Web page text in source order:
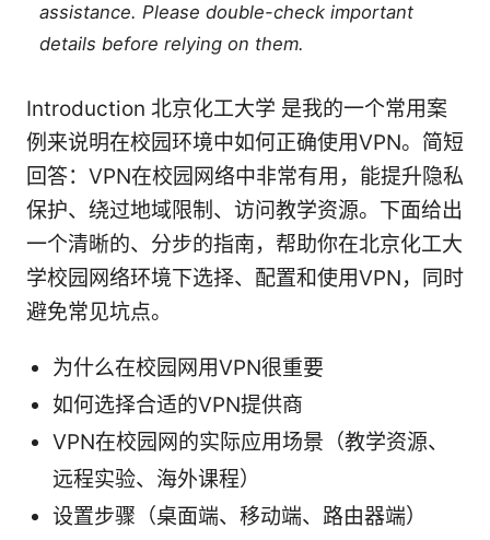
assistance. Please double-check important
details before relying on them.
Introduction 北京化工大学 是我的一个常用案
例来说明在校园环境中如何正确使用VPN。简短
回答：VPN在校园网络中非常有用，能提升隐私
保护、绕过地域限制、访问教学资源。下面给出
一个清晰的、分步的指南，帮助你在北京化工大
学校园网络环境下选择、配置和使用VPN，同时
避免常见坑点。
为什么在校园网用VPN很重要
如何选择合适的VPN提供商
VPN在校园网的实际应用场景（教学资源、
远程实验、海外课程）
设置步骤（桌面端、移动端、路由器端）